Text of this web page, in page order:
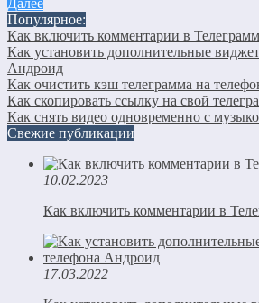
Далее
Популярное:
Как включить комментарии в
Как установить дополнительные
Андроид
Как очистить кэш телеграмма на
Как скопировать ссылку на свой
Как снять видео одновременно с
Свежие публикации
10.02.2023
Как включить комментарии в
17.03.2022